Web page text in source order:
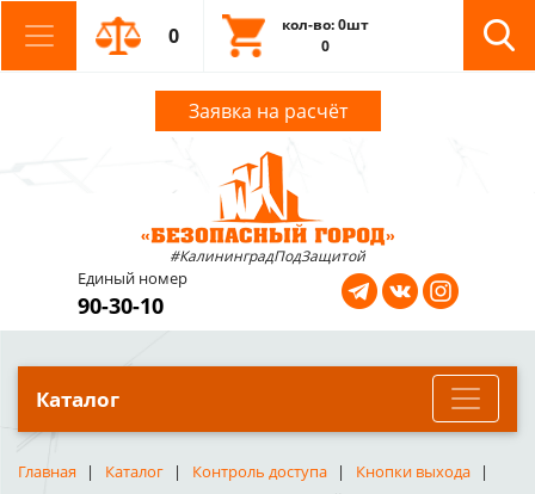
0
кол-во: 0шт
0
Заявка на расчёт
#КалининградПодЗащитой
Единый номер
90-30-10
Каталог
Главная Каталог Контроль доступа
Кнопки выхода